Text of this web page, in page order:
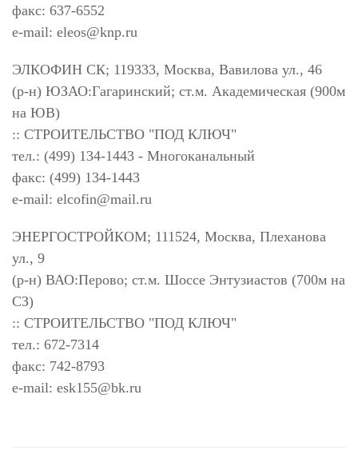
факс: 637-6552
e-mail: eleos@knp.ru
ЭЛКОФИН СК; 119333, Москва, Вавилова ул., 46
(р-н) ЮЗАО:Гагаринский; ст.м. Академическая (900м
на ЮВ)
:: СТРОИТЕЛЬСТВО "ПОД КЛЮЧ"
тел.: (499) 134-1443 - Многоканальный
факс: (499) 134-1443
e-mail: elcofin@mail.ru
ЭНЕРГОСТРОЙКОМ; 111524, Москва, Плеханова
ул., 9
(р-н) ВАО:Перово; ст.м. Шоссе Энтузиастов (700м на
СЗ)
:: СТРОИТЕЛЬСТВО "ПОД КЛЮЧ"
тел.: 672-7314
факс: 742-8793
e-mail: esk155@bk.ru